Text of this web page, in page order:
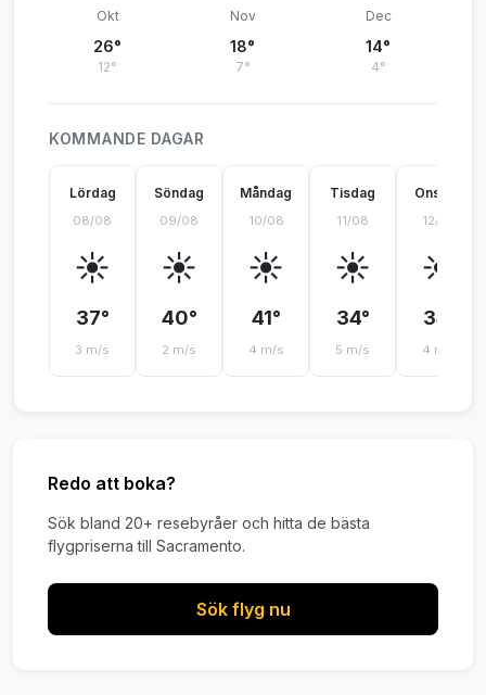
Okt
26°
12°
Nov
18°
7°
Dec
14°
4°
KOMMANDE DAGAR
Lördag
08/08
☀️
37°
3 m/s
Söndag
09/08
☀️
40°
2 m/s
Måndag
10/08
☀️
41°
4 m/s
Tisdag
11/08
☀️
34°
5 m/s
Onsdag
12/08
☀️
34°
4 m/s
Redo att boka?
Sök bland 20+ resebyråer och hitta de bästa
flygpriserna till Sacramento.
Sök flyg nu